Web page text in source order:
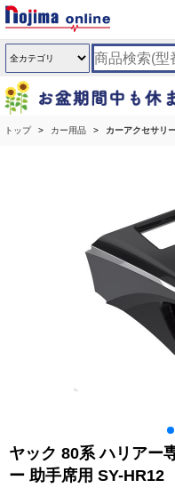
トップ カー用品 カーアクセサリ
ヤック 80系 ハリアー
ー 助手席用 SY-HR12